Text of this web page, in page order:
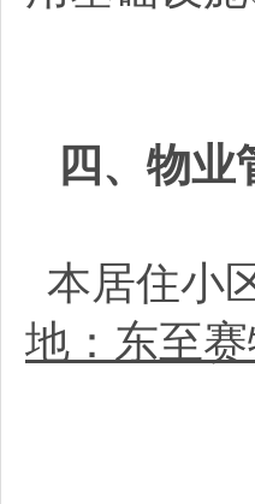
四、物业
本居住小
地：东至